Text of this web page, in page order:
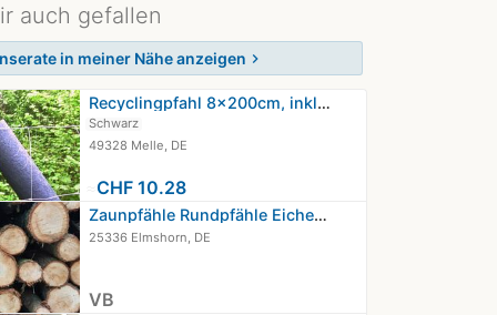
auch gefallen
in meiner Nähe anzeigen chevron_right
Recyclingpfahl 8x200cm, inkl.…
Schwarz
49328 Melle, DE
CHF 10.28
Zaunpfähle Rundpfähle Eichenpfähle…
25336 Elmshorn, DE
VB